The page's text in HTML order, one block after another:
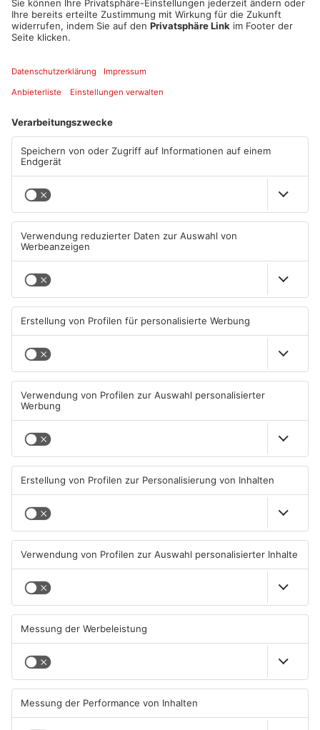
ANZEIGE
Mehr aus
Primaveraland
Sommerferien vorbei:
Schulstart in Hessen heute
10.08.2026, 06:39 UHR IN
PRIMAVERALAND
Diese Maislabyrinthe im
Primaveraland haben schon
geöffnet
Ferienende: ADAC erwartet
Primaveraland
08.08.2026, 09:39 UHR IN
PRIMAVERALAND
Beobachtungsflüge im
Waldbrandgefahr